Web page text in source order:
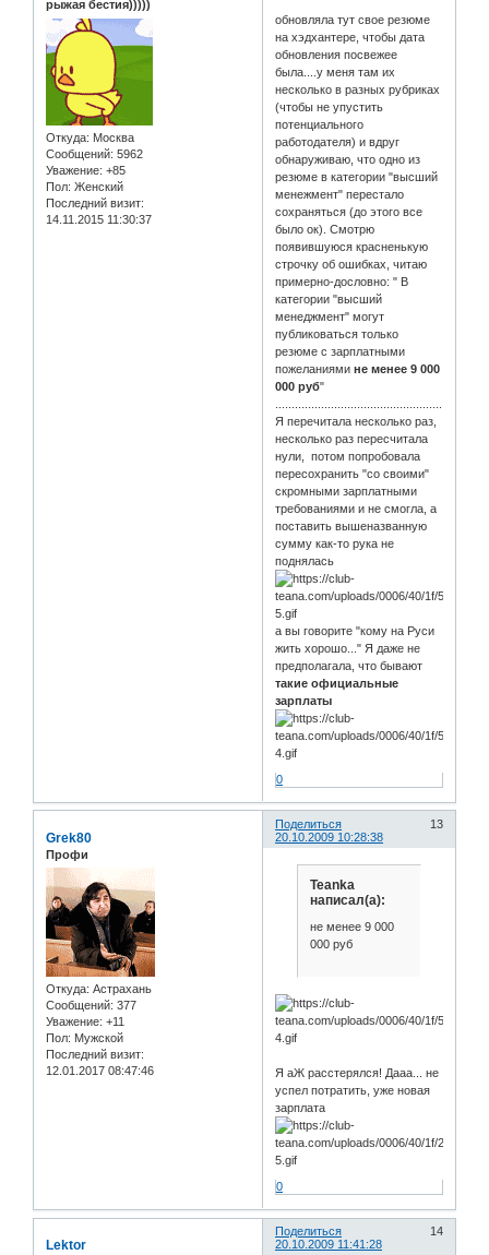
рыжая бестия)))))
Откуда: Москва
Сообщений: 5962
Уважение: +85
Пол: Женский
Последний визит:
14.11.2015 11:30:37
обновляла тут свое резюме
на хэдхантере, чтобы дата
обновления посвежее
была....у меня там их
несколько в разных рубриках
(чтобы не упустить
потенциального
работодателя) и вдруг
обнаруживаю, что одно из
резюме в категории "высший
менежмент" перестало
сохраняться (до этого все
было ок). Смотрю
появившуюся красненькую
строчку об ошибках, читаю
примерно-дословно: " В
категории "высший
менеджмент" могут
публиковаться только
резюме с зарплатными
пожеланиямине менее 9 000
000 руб"
Я перечитала несколько раз,
несколько раз пересчитала
нули, потом попробовала
пересохранить "со своими"
скромными зарплатными
требованиями и не смогла, а
поставить вышеназванную
сумму как-то рука не
поднялась
а вы говорите "кому на Руси
жить хорошо..." Я даже не
предполагала, что бывают
такие официальные
зарплаты
0
Поделиться
13
20.10.2009 10:28:38
Grek80
Профи
Откуда: Астрахань
Сообщений: 377
Уважение: +11
Пол: Мужской
Последний визит:
12.01.2017 08:47:46
Teanka
написал(а):
не менее 9 000
000 руб
Я аЖ расстерялся! Дааа... не
успел потратить, уже новая
зарплата
0
Поделиться
14
20.10.2009 11:41:28
Lektor